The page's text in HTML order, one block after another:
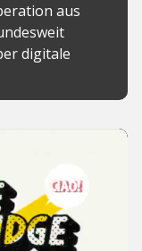
aus
digitale